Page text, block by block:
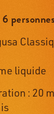
liquide
: 20